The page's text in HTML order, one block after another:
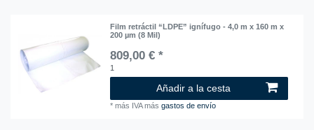
Film retráctil “LDPE” ignífugo - 4,0 m x 160 m x
200 µm (8 Mil)
809,00 € *
1
Añadir a la cesta
*más IVAmásgastos de envío